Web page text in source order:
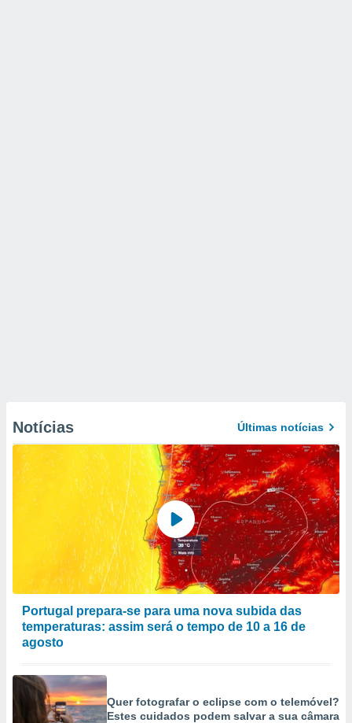
Notícias Últimas notícias
Portugal prepara-se para uma nova subida das
temperaturas: assim será o tempo de 10 a 16 de
agosto
Quer fotografar o eclipse com o telemóvel?
Estes cuidados podem salvar a sua câmara